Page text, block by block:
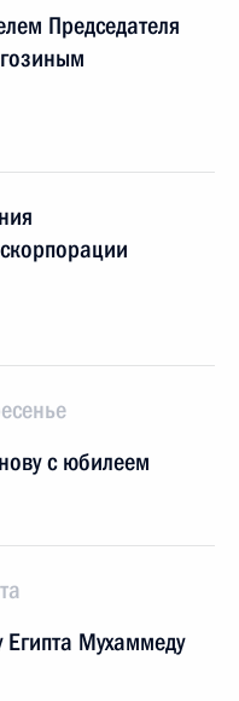
Председателя
с юбилеем
Мухаммеду